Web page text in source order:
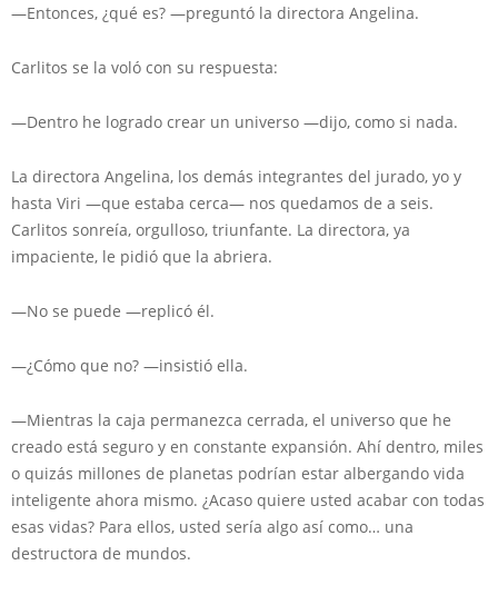
—Entonces, ¿qué es? —preguntó la directora Angelina.
Carlitos se la voló con su respuesta:
—Dentro he logrado crear un universo —dijo, como si nada.
La directora Angelina, los demás integrantes del jurado, yo y
hasta Viri —que estaba cerca— nos quedamos de a seis.
Carlitos sonreía, orgulloso, triunfante. La directora, ya
impaciente, le pidió que la abriera.
—No se puede —replicó él.
—¿Cómo que no? —insistió ella.
—Mientras la caja permanezca cerrada, el universo que he
creado está seguro y en constante expansión. Ahí dentro, miles
o quizás millones de planetas podrían estar albergando vida
inteligente ahora mismo. ¿Acaso quiere usted acabar con todas
esas vidas? Para ellos, usted sería algo así como… una
destructora de mundos.